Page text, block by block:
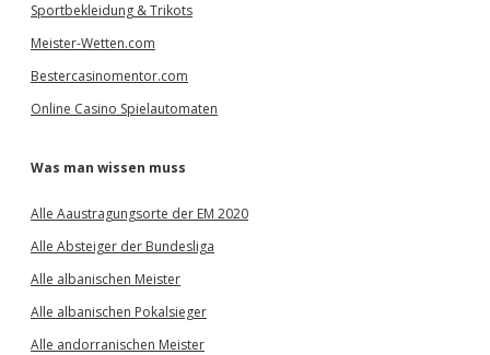
Sportbekleidung & Trikots
Meister-Wetten.com
Bestercasinomentor.com
Online Casino Spielautomaten
Was man wissen muss
Alle Aaustragungsorte der EM 2020
Alle Absteiger der Bundesliga
Alle albanischen Meister
Alle albanischen Pokalsieger
Alle andorranischen Meister